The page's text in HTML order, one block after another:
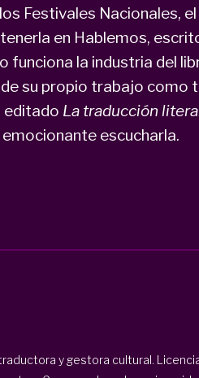
Festivales Nacionales,
en Hablemos,
funciona la industria del
su propio trabajo como
editado La traducción
escucharla.
y gestora cultural.